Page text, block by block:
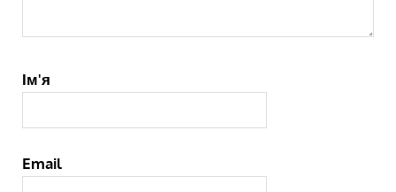
Ім'я
Email